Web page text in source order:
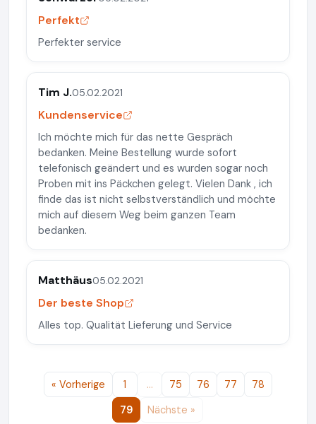
Perfekt
Perfekter service
Tim J.05.02.2021
Kundenservice
Ich möchte mich für das nette Gespräch
bedanken. Meine Bestellung wurde sofort
telefonisch geändert und es wurden sogar noch
Proben mit ins Päckchen gelegt. Vielen Dank , ich
finde das ist nicht selbstverständlich und möchte
mich auf diesem Weg beim ganzen Team
bedanken.
Matthäus05.02.2021
Der beste Shop
Alles top. Qualität Lieferung und Service
« Vorherige 1 … 75 76 77
78
79
Nächste »